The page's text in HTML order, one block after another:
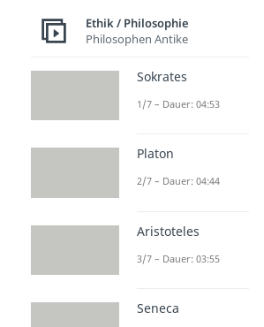
Ethik / Philosophie
Philosophen Antike
Sokrates
1/7 – Dauer: 04:53
Platon
2/7 – Dauer: 04:44
Aristoteles
3/7 – Dauer: 03:55
Seneca